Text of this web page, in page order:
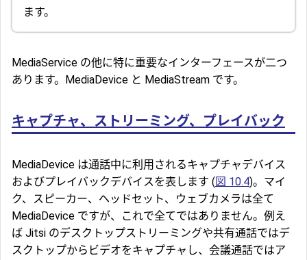
ます。
MediaService の他に特に重要なインターフェースが二つ
あります。MediaDevice と MediaStream です。
キャプチャ、ストリーミング、プレイバック
MediaDevice は通話中に利用されるキャプチャデバイス
およびプレイバックデバイスを表します ( 図 10.4)。マイ
ク、スピーカー、ヘッドセット、ウェブカメラは全て
MediaDevice ですが、これで全てではありません。例え
ば Jitsi のデスクトップストリーミングや共有通話ではデ
スクトップからビデオをキャプチャし、会議通話ではア